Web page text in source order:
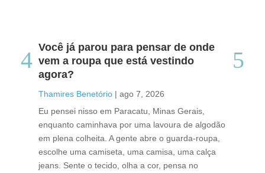
Você já parou para pensar de onde
vem a roupa que está vestindo
agora?
Thamires Benetório | ago 7, 2026
Eu pensei nisso em Paracatu, Minas Gerais,
enquanto caminhava por uma lavoura de algodão
em plena colheita. A gente abre o guarda-roupa,
escolhe uma camiseta, uma camisa, uma calça
jeans. Sente o tecido, olha a cor, pensa no